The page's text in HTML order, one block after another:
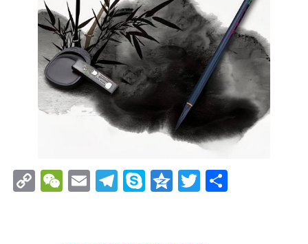
CopyWeChat
EmailTelegram
SkypeQzoneTwitter